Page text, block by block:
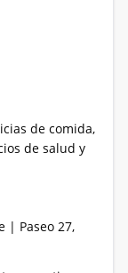
de comida,
de salud y
| Paseo 27,